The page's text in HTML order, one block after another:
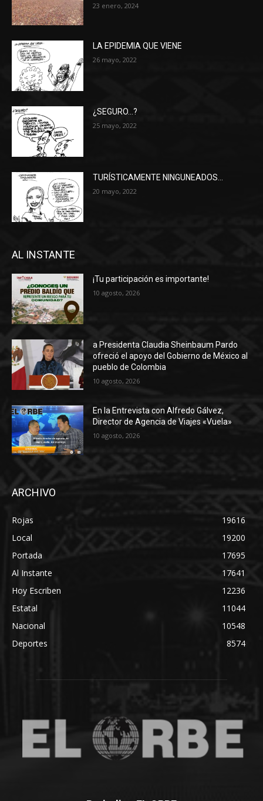
23 enero, 2024
LA EPIDEMIA QUE VIENE
26 mayo, 2022
¿SEGURO…?
25 mayo, 2022
TURÍSTICAMENTE NINGUNEADOS…
20 mayo, 2022
AL INSTANTE
¡Tu participación es importante!
10 agosto, 2026
a Presidenta Claudia Sheinbaum Pardo
ofreció el apoyo del Gobierno de México al
pueblo de Colombia
10 agosto, 2026
En la Entrevista con Alfredo Gálvez,
Director de Agencia de Viajes «Vuela»
10 agosto, 2026
ARCHIVO
Rojas
19616
Local
19200
Portada
17695
Al Instante
17641
Hoy Escriben
12236
Estatal
11044
Nacional
10548
Deportes
8574